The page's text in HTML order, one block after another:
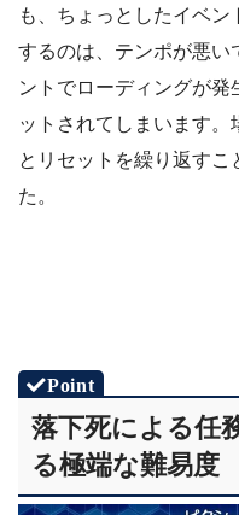
も、ちょっとしたイベ
するのは、テンポが悪い
ントでローディングが
ットされてしまいます
とリセットを繰り返すこ
た。
落下死による任
る極端な難易度